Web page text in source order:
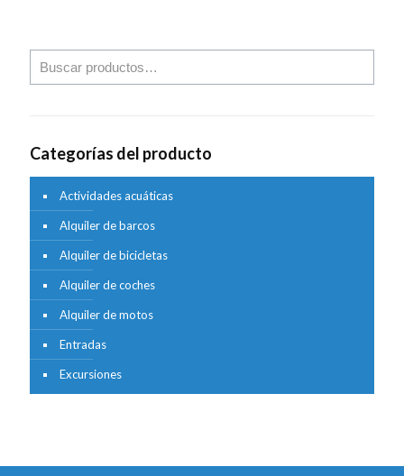
Categorías del producto
Actividades acuáticas
Alquiler de barcos
Alquiler de bicicletas
Alquiler de coches
Alquiler de motos
Entradas
Excursiones